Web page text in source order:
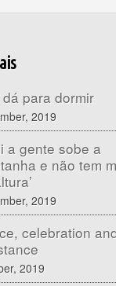
dá para dormir
2019
a gente sobe a
e não tem
2019
celebration
2019